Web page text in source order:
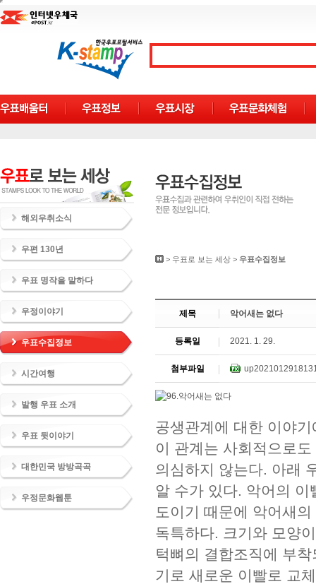
해외우취소식
우편 130년
우표 명작을 말하다
우정이야기
우표수집정보
시간여행
발행 우표 소개
우표 뒷이야기
대한민국 방방곡곡
우정문화웹툰
> 우표로 보는 세상 > 우표수집정보
제목 악어새는 없다
등록일 2021. 1. 29.
첨부파일
공생관계에 대한 이야기
이 관계는 사회적으로
의심하지 않는다. 아래
알 수가 있다. 악어의
도이기 때문에 악어새
독특하다. 크기와 모양
턱뼈의 결합조직에 부
기로 새로운 이빨로 교